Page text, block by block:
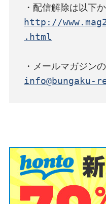
http://
.html
info@bungaku-